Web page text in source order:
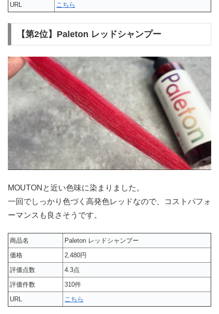
URL
こちら
【第2位】Paleton レッドシャンプー
MOUTONと近い色味に染まりました。
一回でしっかり色づく高発色レッドなので、コストパフォ
ーマンスも良さそうです。
商品名
Paleton レッドシャンプー
価格
2,480円
評価点数
4.3点
評価件数
310件
URL
こちら